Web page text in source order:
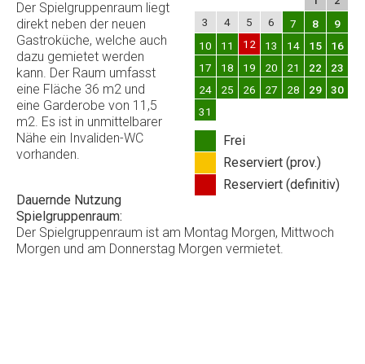
3
4 5 6 7 8
9
10
11 12 13 14 15
16
17
18 19 20 21 22
23
24
25 26 27 28 29
30
31
Frei
Reserviert (prov.)
Reserviert (definitiv)
Der Spielgruppenraum liegt
direkt neben der neuen
Gastroküche, welche auch
dazu gemietet werden
kann. Der Raum umfasst
eine Fläche 36 m2 und
eine Garderobe von 11,5
m2. Es ist in unmittelbarer
Nähe ein Invaliden-WC
vorhanden.
Dauernde Nutzung
Spielgruppenraum:
Der Spielgruppenraum ist am Montag Morgen, Mittwoch
Morgen und am Donnerstag Morgen vermietet.